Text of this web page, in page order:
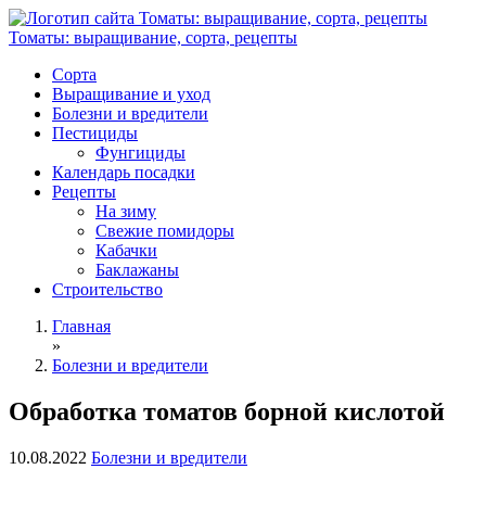
Томаты: выращивание, сорта, рецепты
Сорта
Выращивание и уход
Болезни и вредители
Пестициды
Фунгициды
Календарь посадки
Рецепты
На зиму
Свежие помидоры
Кабачки
Баклажаны
Строительство
Главная
»
Болезни и вредители
Обработка томатов борной кислотой
10.08.2022 Болезни и вредители